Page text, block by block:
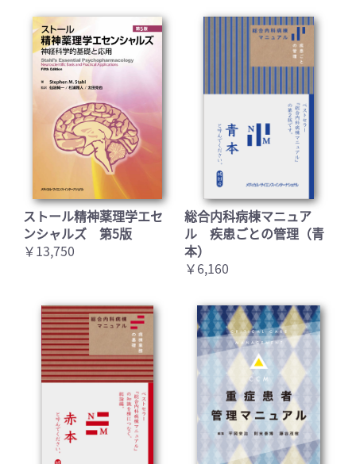
お買い物を続ける カートへ進む
ストール精神薬理学エセ
ンシャルズ 第5版
￥13,750
総合内科病棟マニュア
ル 疾患ごとの管理（青
本）
￥6,160